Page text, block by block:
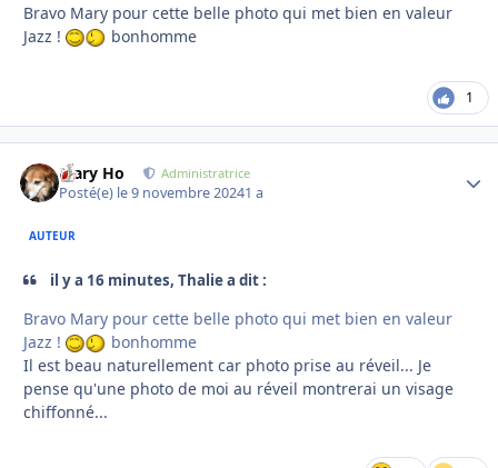
Bravo Mary pour cette belle photo qui met bien en valeur
Jazz !
bonhomme
1
Mary Ho Administratrice
Posté(e) le 9 novembre 20241 a
AUTEUR
il y a 16 minutes, Thalie a dit :
Bravo Mary pour cette belle photo qui met bien en valeur
Jazz !
bonhomme
Il est beau naturellement car photo prise au réveil... Je
pense qu'une photo de moi au réveil montrerai un visage
chiffonné...